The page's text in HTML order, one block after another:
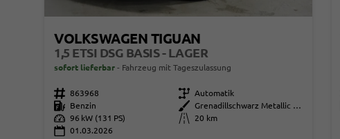
VOLKSWAGEN TIGUAN
1,5 ETSI DSG BASIS - LAGER
sofort lieferbar Fahrzeug mit Tageszulassung
Fahrzeugnr. 863968 Getriebe Automatik
Kraftstoff
Benzin Außenfarbe
Grenadillschwarz Metallic (0E)
Leistung 96 kW (131 PS) Kilometerstand
20 km
01.03.2026